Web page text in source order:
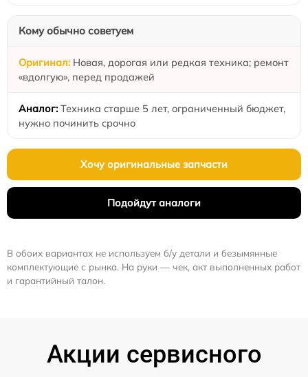
Кому обычно советуем
Новая, дорогая или редкая техника; ремонт
«вдолгую», перед продажей
Техника старше 5 лет, ограниченный бюджет,
нужно починить срочно
Хочу оригинальные запчасти
Подойдут аналоги
В обоих вариантах не используем б/у детали и безымянные
комплектующие с рынка. На руки — чек, акт выполненных работ
и гарантийный талон.
Акции сервисного